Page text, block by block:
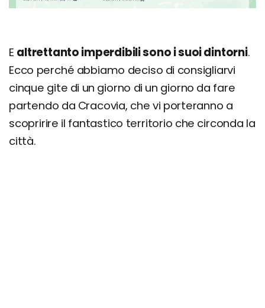
E altrettanto imperdibili sono i suoi dintorni.
Ecco perché abbiamo deciso di consigliarvi
cinque gite di un giorno di un giorno da fare
partendo da Cracovia, che vi porteranno a
scopririre il fantastico territorio che circonda la
città.